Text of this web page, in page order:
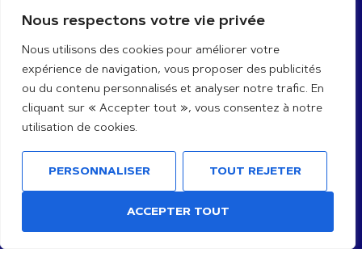
Nous respectons votre vie privée
Nous utilisons des cookies pour améliorer votre
expérience de navigation, vous proposer des publicités
ou du contenu personnalisés et analyser notre trafic. En
cliquant sur « Accepter tout », vous consentez à notre
utilisation de cookies.
PERSONNALISER TOUT REJETER
ACCEPTER TOUT
S'ABONNER
CONNECTE-TOI AVEC NOUS